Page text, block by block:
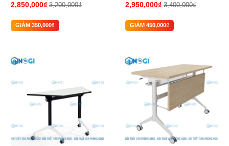
2,850,000₫ 3,200,000₫
GIẢM 350,000₫
2,950,000₫ 3,400,000₫
GIẢM 450,000₫
-13% -14%